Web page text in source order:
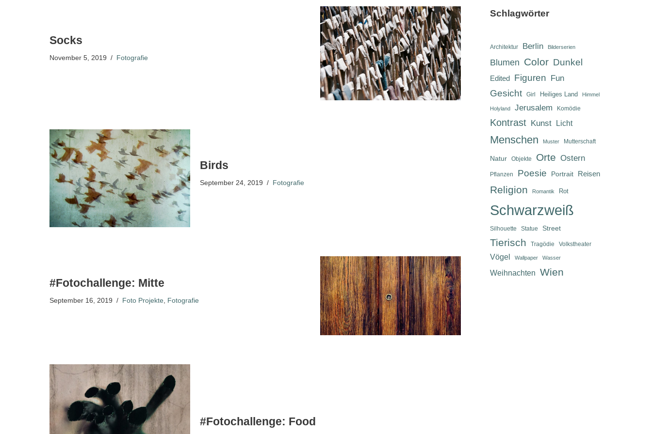
Socks
November 5, 2019 Fotografie
Birds
September 24, 2019 Fotografie
#Fotochallenge: Mitte
September 16, 2019 Foto Projekte Fotografie
#Fotochallenge: Food
Schlagwörter
Architektur Berlin Bilderserien
Blumen Color Dunkel
Edited Figuren Fun
Gesicht Girl Heiliges Land Himmel
Holyland Jerusalem Komödie
Kontrast Kunst Licht
Menschen Muster Mutterschaft
Natur Objekte Orte Ostern
Pflanzen Poesie Portrait Reisen
Religion Romantik Rot
Schwarzweiß
Silhouette Statue Street
Tierisch Tragödie Volkstheater
Vögel Wallpaper Wasser
Weihnachten Wien